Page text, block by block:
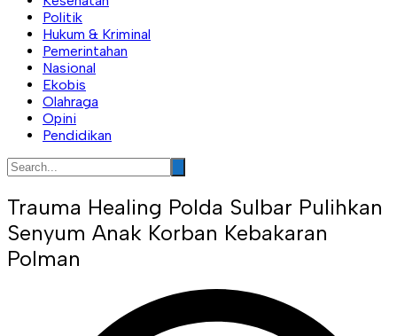
Politik
Hukum & Kriminal
Pemerintahan
Nasional
Ekobis
Olahraga
Opini
Pendidikan
Trauma Healing Polda Sulbar Pulihkan
Senyum Anak Korban Kebakaran
Polman